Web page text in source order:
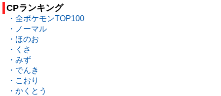
CPランキング
・全ポケモンTOP100
・ノーマル
・ほのお
・くさ
・みず
・でんき
・こおり
・かくとう